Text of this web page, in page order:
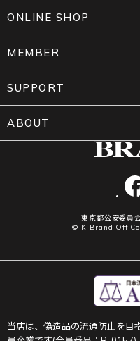
東京都公安委員
© K-Brand Off
ONLINE SHOP
MEMBER
SUPPORT
ABOUT
当店は、偽造品の流通防止を